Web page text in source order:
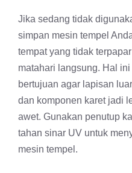
Jika sedang tidak
simpan mesin tempel
tempat yang tidak terpapar
matahari langsung. Hal ini
bertujuan agar lapisan
dan komponen karet jadi
awet. Gunakan penutup
tahan sinar UV untuk
mesin tempel.